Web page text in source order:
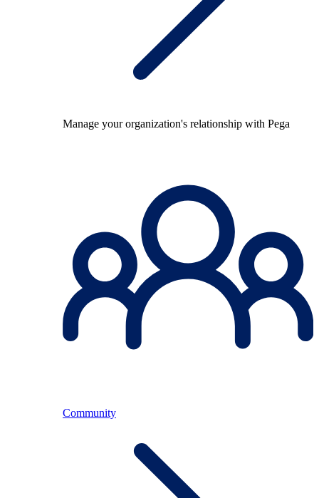
Manage your organization's relationship with Pega
Community